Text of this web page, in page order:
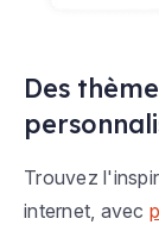
Des
Trouvez
internet, avec